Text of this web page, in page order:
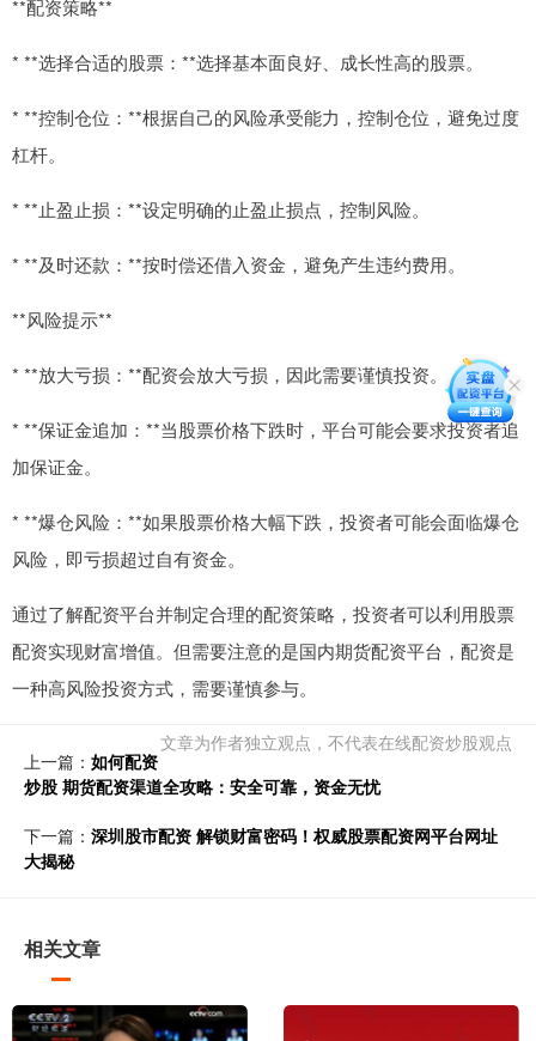
**配资策略**
* **选择合适的股票：**选择基本面良好、成长性高的股票。
* **控制仓位：**根据自己的风险承受能力，控制仓位，避免过度
杠杆。
* **止盈止损：**设定明确的止盈止损点，控制风险。
* **及时还款：**按时偿还借入资金，避免产生违约费用。
**风险提示**
* **放大亏损：**配资会放大亏损，因此需要谨慎投资。
* **保证金追加：**当股票价格下跌时，平台可能会要求投资者追
加保证金。
* **爆仓风险：**如果股票价格大幅下跌，投资者可能会面临爆仓
风险，即亏损超过自有资金。
通过了解配资平台并制定合理的配资策略，投资者可以利用股票
配资实现财富增值。但需要注意的是国内期货配资平台，配资是
一种高风险投资方式，需要谨慎参与。
文章为作者独立观点，不代表在线配资炒股观点
上一篇： 如何配资
炒股 期货配资渠道全攻略：安全可靠，资金无忧
下一篇： 深圳股市配资 解锁财富密码！权威股票配资网平台网址
大揭秘
相关文章